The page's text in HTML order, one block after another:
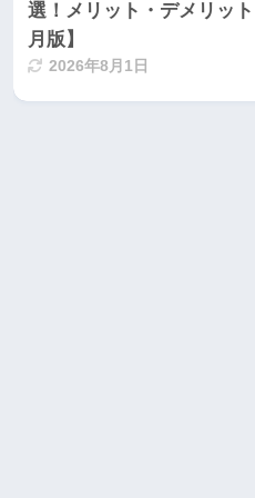
選！メリット・デメリッ
月版】
2026年8月1日